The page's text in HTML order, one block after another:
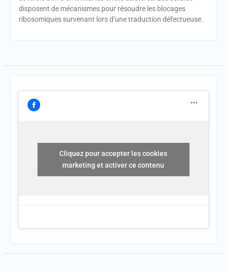
disposent de mécanismes pour résoudre les blocages
ribosomiques survenant lors d’une traduction défectueuse.
Cliquez pour accepter les cookies
marketing et activer ce contenu